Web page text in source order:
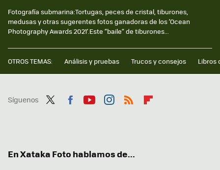
Fotografía submarina:Tortugas, peces de cristal, tiburones,
medusas y otras sugerentes fotos ganadoras de los ‘Ocean
Photography Awards 2021’.Este “baile” de tiburones...
OTROS TEMAS: Análisis y pruebas Trucos y consejos Libros
Síguenos
En Xataka Foto hablamos de...